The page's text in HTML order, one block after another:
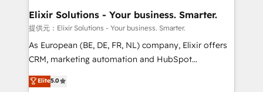
built to scale.
greatness, which is achieved through creating
absolute clarity, derived from a well-defined
strategy, executed well, and reported on with clear
results. The culture is driven by core values; Joy, Grit,
Mindedness, and Clarity. We are driven to win for the
Elixir Solutions - Your business. Smarter.
提供元：Elixir Solutions - Your business. Smarter.
As European (BE, DE, FR, NL) company, Elixir offers
CRM, marketing automation and HubSpot
integration products and services to mid-market
and enterprise customers. We ensure that your sales,
Elite5.0